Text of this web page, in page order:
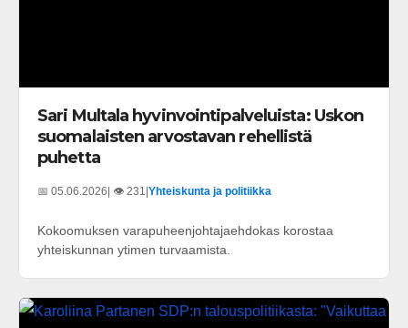
Sari Multala hyvinvointipalveluista: Uskon
suomalaisten arvostavan rehellistä
puhetta
📅 05.06.2026| 👁️ 231|Yhteiskunta ja politiikka
Kokoomuksen varapuheenjohtajaehdokas korostaa
yhteiskunnan ytimen turvaamista.